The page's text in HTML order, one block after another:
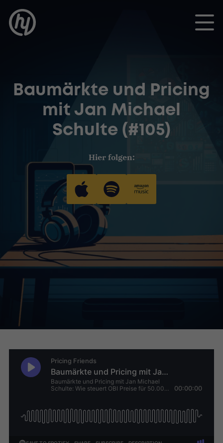
Toggle
Baumärkte und Pricing
mit Jan Michael
Schulte (#105)
Hier folgen: